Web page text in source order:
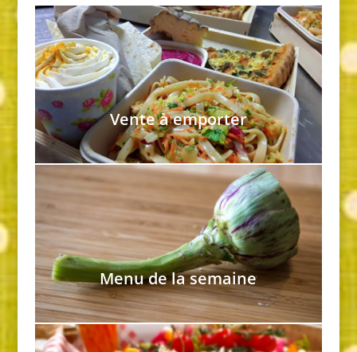
Vente à emporter
Menu de la semaine